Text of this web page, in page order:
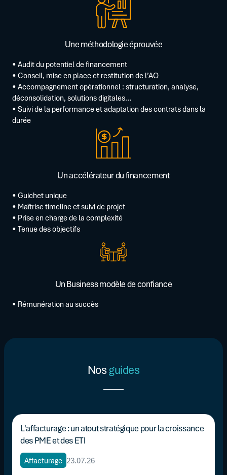
Une méthodologie éprouvée
• Audit du potentiel de financement
• Conseil, mise en place et restitution de l’AO
• Accompagnement opérationnel : structuration, analyse,
déconsolidation, solutions digitales…
• Suivi de la performance et adaptation des contrats dans la
durée
Un accélérateur du financement
• Guichet unique
• Maîtrise timeline et suivi de projet
• Prise en charge de la complexité
• Tenue des objectifs
Un Business modèle de confiance
• Rémunération au succès
Nosguides
L'affacturage : un atout stratégique pour la croissance
des PME et des ETI
Affacturage 23.07.26